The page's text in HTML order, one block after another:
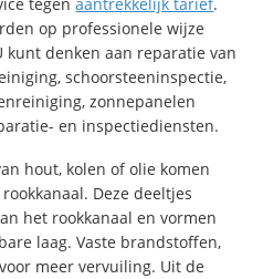
tegenaantrekkelijk tarief.
op professionele wijze
kunt denken aan reparatie van
schoorsteeninspectie,
zonnepanelen
en inspectiediensten.
hout, kolen of olie komen
Deze deeltjes
het rookkanaal en vormen
laag. Vaste brandstoffen,
meer vervuiling. Uit de